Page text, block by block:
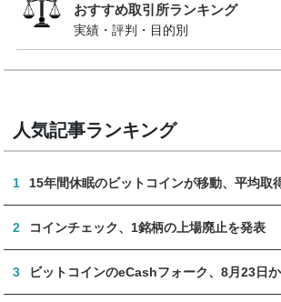
おすすめ取引所ランキング
実績・評判・目的別
人気記事ランキング
1 15年間休眠のビットコインが移動、平均取
2 コインチェック、1銘柄の上場廃止を発表
3 ビットコインのeCashフォーク、8月23日